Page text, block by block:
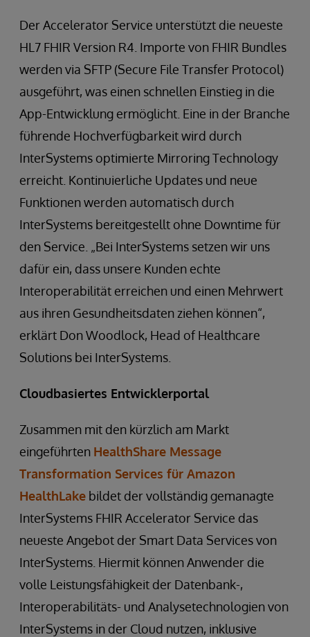
Der Accelerator Service unterstützt die neueste
HL7 FHIR Version R4. Importe von FHIR Bundles
werden via SFTP (Secure File Transfer Protocol)
ausgeführt, was einen schnellen Einstieg in die
App-Entwicklung ermöglicht. Eine in der Branche
führende Hochverfügbarkeit wird durch
InterSystems optimierte Mirroring Technology
erreicht. Kontinuierliche Updates und neue
Funktionen werden automatisch durch
InterSystems bereitgestellt ohne Downtime für
den Service. „Bei InterSystems setzen wir uns
dafür ein, dass unsere Kunden echte
Interoperabilität erreichen und einen Mehrwert
aus ihren Gesundheitsdaten ziehen können“,
erklärt Don Woodlock, Head of Healthcare
Solutions bei InterSystems.
Cloudbasiertes Entwicklerportal
Zusammen mit den kürzlich am Markt
eingeführten HealthShare Message
Transformation Services für Amazon
HealthLake bildet der vollständig gemanagte
InterSystems FHIR Accelerator Service das
neueste Angebot der Smart Data Services von
InterSystems. Hiermit können Anwender die
volle Leistungsfähigkeit der Datenbank-,
Interoperabilitäts- und Analysetechnologien von
InterSystems in der Cloud nutzen, inklusive